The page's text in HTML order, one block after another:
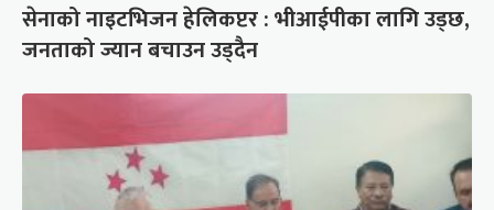
सेनाको नाइटभिजन हेलिकप्टर : भीआईपीका लागि उड्छ,
जनताको ज्यान बचाउन उड्दैन